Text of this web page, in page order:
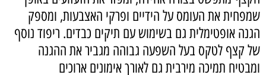
שמפחית את העומס על הידיים ופרקי האצבעות, ומספק
הגנה אופטימלית גם בשימוש עם תיקים כבדים. ריפוד נוסף
של קצף לטקס בעל השפעה גבוהה מגביר את ההגנה
ומבטיח תמיכה מירבית גם לאורך אימונים ארוכים